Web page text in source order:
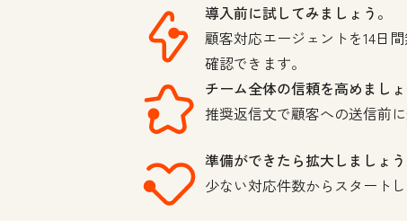
導入前に試してみましょう。
顧客対応エージェントを14日
確認できます。
チーム全体の信頼を高めましょ
推奨返信文で顧客への送信前
準備ができたら拡大しましょう
少ない対応件数からスタート